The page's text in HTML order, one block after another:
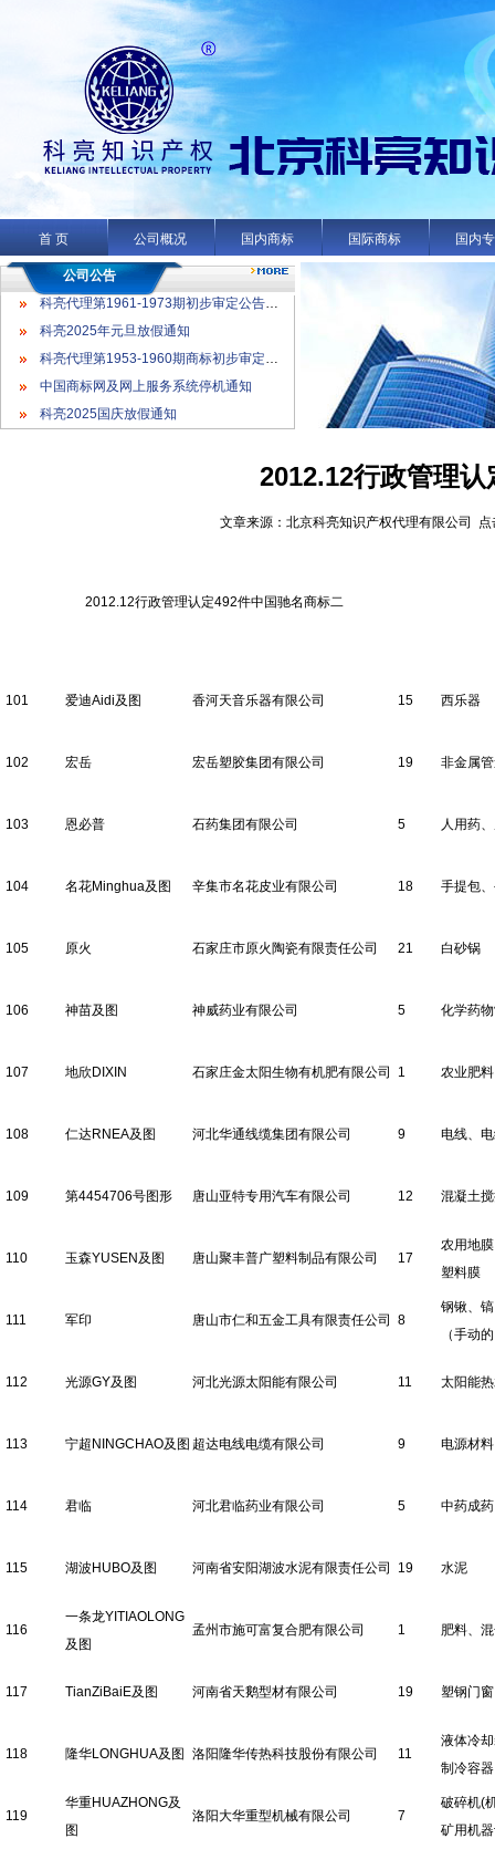
首 页 公司概况 国内商标 国际商标 国内
公司公告
科亮代理第1953-1960期商标初步审定公告名录
中国商标网及网上服务系统停机通知
科亮2025国庆放假通知
科亮代理第1961-1973期初步审定公告名录
科亮2025年元旦放假通知
科亮代理第1953-1960期商标初步审定公告名录
中国商标网及网上服务系统停机通知
科亮2025国庆放假通知
2012.12行政管理
文章来源：北京科亮知识产权代理有限公司
2012.12行政管理认定492件中国驰名商标二
101 爱迪Aidi及图 香河天音乐器有限公司 15 西乐器
102 宏岳 宏岳塑胶集团有限公司 19 非金属
103 恩必普 石药集团有限公司 5 人用药
104 名花Minghua及图 辛集市名花皮业有限公司 18 手提包
105 原火 石家庄市原火陶瓷有限责任公司 21 白砂锅
106 神苗及图 神威药业有限公司 5 化学药
107 地欣DIXIN 石家庄金太阳生物有机肥有限公司 1 农业肥料
108 仁达RNEA及图 河北华通线缆集团有限公司 9 电线、
109 第4454706号图形 唐山亚特专用汽车有限公司 12 混凝土
110 玉森YUSEN及图 唐山聚丰普广塑料制品有限公司 17
农用地
塑料膜
111 军印 唐山市仁和五金工具有限责任公司 8
钢锹、
（手动
112 光源GY及图 河北光源太阳能有限公司 11 太阳能
113 宁超NINGCHAO及图 超达电线电缆有限公司 9 电源材
114 君临 河北君临药业有限公司 5 中药成药
115 湖波HUBO及图 河南省安阳湖波水泥有限责任公司 19 水泥
116
一条龙YITIAOLONG
及图
孟州市施可富复合肥有限公司 1 肥料、
117 TianZiBaiE及图 河南省天鹅型材有限公司 19 塑钢门
118 隆华LONGHUA及图 洛阳隆华传热科技股份有限公司 11
液体冷
制冷容器
119
华重HUAZHONG及
图
洛阳大华重型机械有限公司 7
破碎机(
矿用机